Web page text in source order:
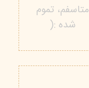
متاسفم، تموم
شده :(